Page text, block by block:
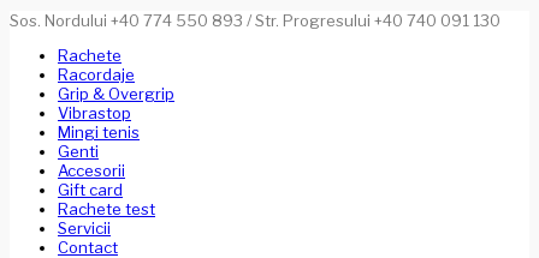
Sos. Nordului +40 774 550 893 / Str. Progresului +40 740 091 130
Rachete
Racordaje
Grip & Overgrip
Vibrastop
Mingi tenis
Genti
Accesorii
Gift card
Rachete test
Servicii
Contact